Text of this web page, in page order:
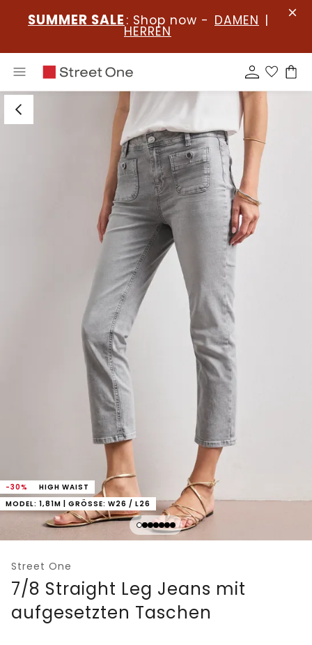
SUMMER SALE : Shop now - DAMEN |
HERREN
-30%
HIGH WAIST
MODEL: 1,81M | GRÖSSE: W26 / L26
Street One
7/8 Straight Leg Jeans mit
aufgesetzten Taschen